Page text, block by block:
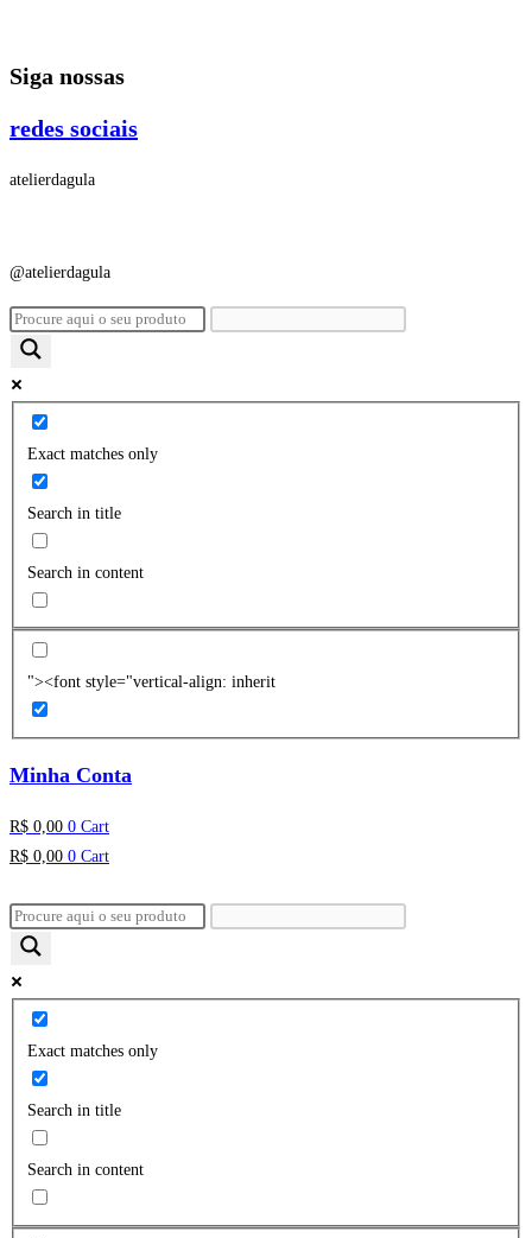
o
Siga nossas
redes sociais
atelierdagula
@atelierdagula
Exact matches only
Search in title
Search in content
"><font style="vertical-align: inherit
Minha Conta
R$ 0,00 0 Cart
R$ 0,00 0 Cart
Exact matches only
Search in title
Search in content